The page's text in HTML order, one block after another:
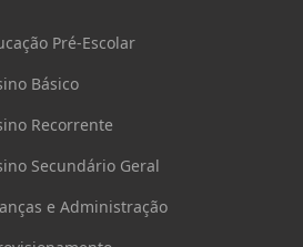
Pré-Escolar
Básico
Recorrente
Secundário Geral
e Administração